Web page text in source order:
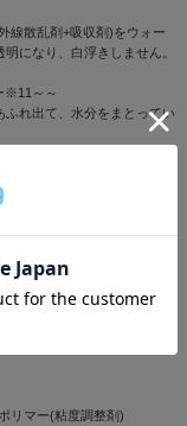
線散乱剤+吸収剤)をウォー
になり、白浮きしません。
※11～～
ふれ出て、水分をまとってい
、およびUV耐水性★★のこと
ルバレジエキス(全て皮
ス(皮膜剤)
リマー(粘度調整剤)